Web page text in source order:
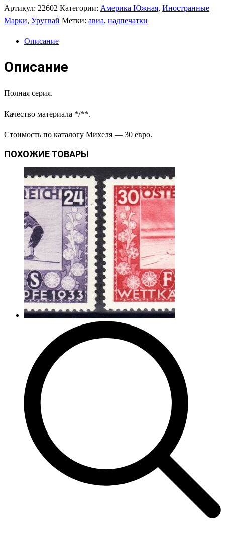
Артикул: 22602 Категории: Америка Южная, Иностранные
Марки, Уругвай Метки: авиа, надпечатки
Описание
Описание
Полная серия.
Качество материала */**.
Стоимость по каталогу Михеля — 30 евро.
ПОХОЖИЕ ТОВАРЫ